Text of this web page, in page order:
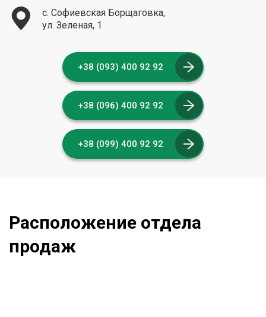
с. Софиевская Борщаговка,
ул. Зеленая, 1
+38 (093) 400 92 92
+38 (096) 400 92 92
+38 (099) 400 92 92
Расположение отдела
продаж